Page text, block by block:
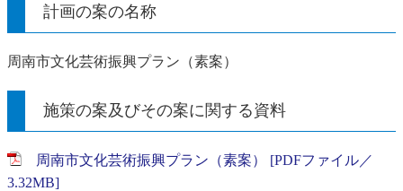
計画の案の名称
周南市文化芸術振興プラン（素案）
施策の案及びその案に関する資料
周南市文化芸術振興プラン（素案） [PDFファイル／
3.32MB]